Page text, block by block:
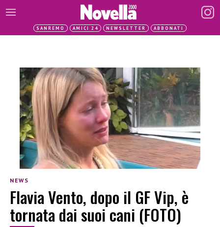
SANREMO AMICI 24 NEWSLETTER ABBONATI
NEWS
Flavia Vento, dopo il GF Vip, è
tornata dai suoi cani (FOTO)